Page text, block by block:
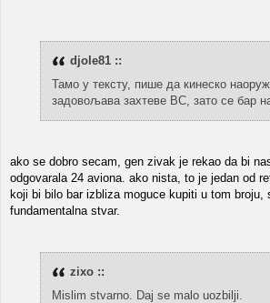
djole81 ::
Тамо у тексту, пише да кинеско
задовољава захтеве ВС, зато се бар
ako se dobro secam, gen zivak je rekao da bi
odgovarala 24 aviona. ako nista, to je jedan od
koji bi bilo bar izbliza moguce kupiti u tom broju,
fundamentalna stvar.
zixo ::
Mislim stvarno. Daj se malo uozbilji.